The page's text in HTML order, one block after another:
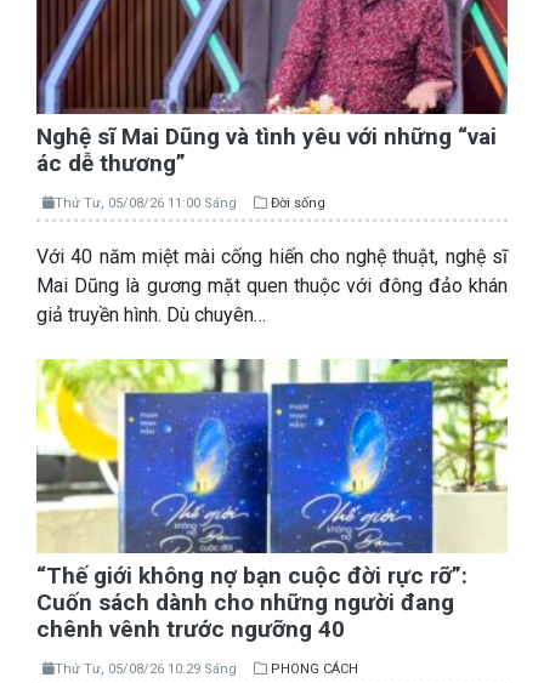
Nghệ sĩ Mai Dũng và tình yêu với những “vai
ác dễ thương”
Thứ Tư, 05/08/26 11:00 Sáng Đời sống
Với 40 năm miệt mài cống hiến cho nghệ thuật, nghệ sĩ
Mai Dũng là gương mặt quen thuộc với đông đảo khán
giả truyền hình. Dù chuyên…
“Thế giới không nợ bạn cuộc đời rực rỡ”:
Cuốn sách dành cho những người đang
chênh vênh trước ngưỡng 40
Thứ Tư, 05/08/26 10:29 Sáng PHONG CÁCH